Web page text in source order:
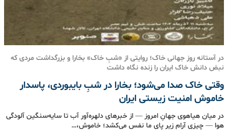
در آستانه روز جهانی خاک؛ روایتی از «شبِ خاک» بخارا و بزرگداشت مردی که
نبض دانش خاک ایران را زنده نگاه داشت
وقتی خاک صدا می‌شود؛ بخارا در شبِ بایبوردی، پاسدار
خاموش امنیت زیستی ایران
در میان هیاهوی جهانِ امروز — از خبرهای دلهره‌آور آب تا سایه‌سنگین آلودگی
هوا — چیزی آرام زیر پای ما نفس می‌کشد؛ خاموش،…